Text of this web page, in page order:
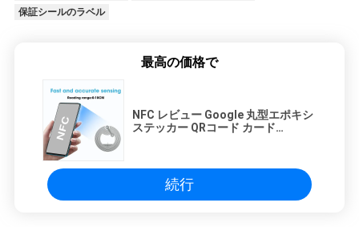
保証シールのラベル
最高の価格で
NFC レビュー Google 丸型エポキシ
ステッカー QRコード カード
続行